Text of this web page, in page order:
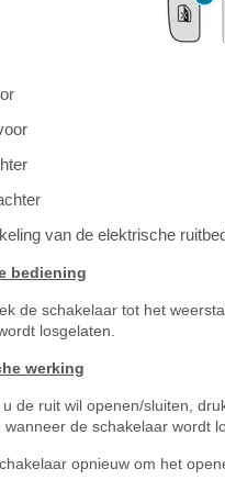
van de elektrische
bediening
de schakelaar tot het
losgelaten.
werking
de ruit wil openen/sluiten,
wanneer de schakelaar wordt
opnieuw om het